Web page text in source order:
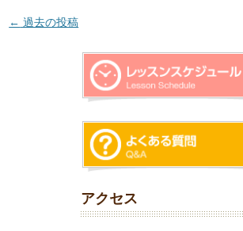
投稿ナビゲーション
← 過去の投稿
アクセス